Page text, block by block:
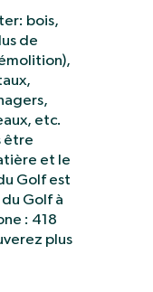
bois,
de
etc.
être
et le
Golf est
Golf à
: 418
plus